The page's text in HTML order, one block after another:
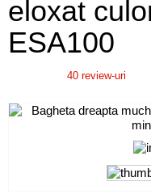
eloxat
ESA100
40 review-uri